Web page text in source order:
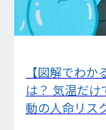
【図解でわ
は？ 気温だ
動の人命リス